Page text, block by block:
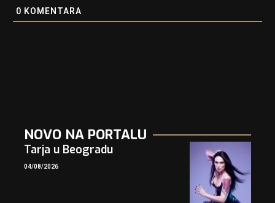
0 KOMENTARA
NOVO NA PORTALU
Tarja u Beogradu
04/08/2026